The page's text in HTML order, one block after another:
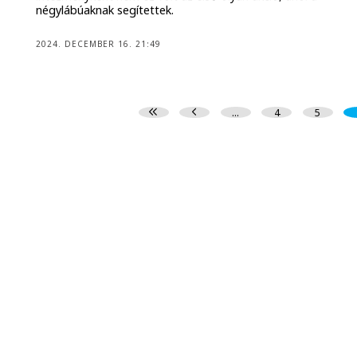
négylábúaknak segítettek.
2024. DECEMBER 16. 21:49
... 4 5